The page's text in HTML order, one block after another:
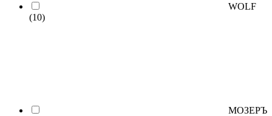
WOLF
(10)
МОЗЕРЪ